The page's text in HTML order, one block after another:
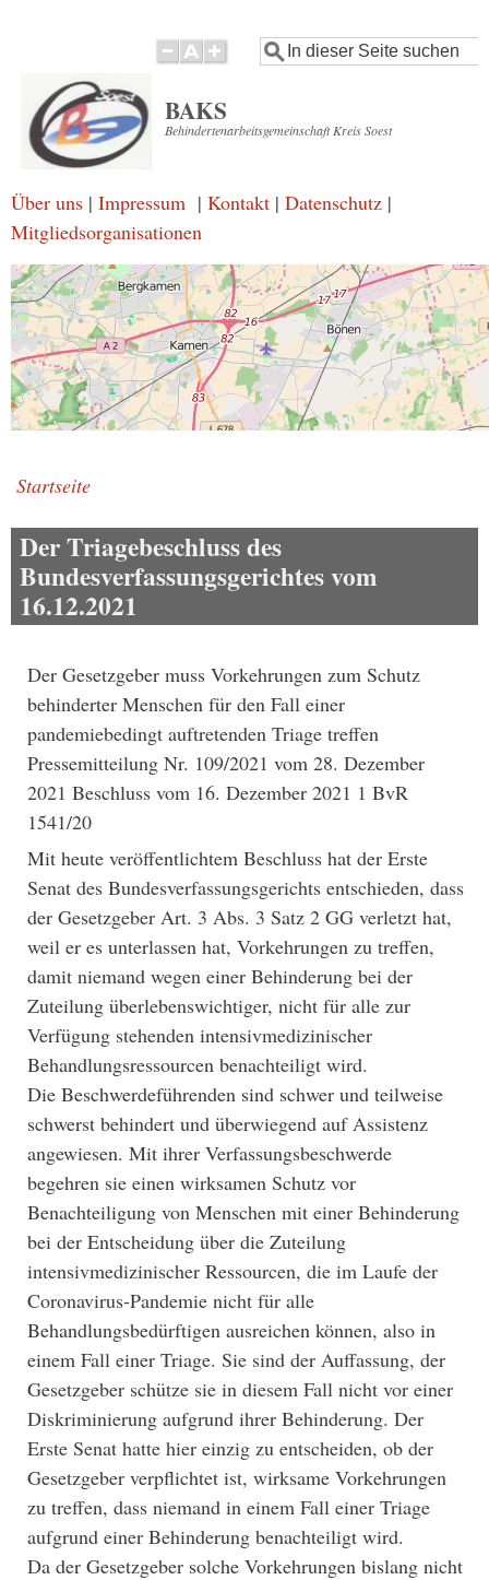
Suche
BAKS
Behindertenarbeitsgemeinschaft Kreis Soest
Über uns | Impressum | Kontakt | Datenschutz |
Mitgliedsorganisationen
Startseite
Der Triagebeschluss des
Bundesverfassungsgerichtes vom
16.12.2021
Der Gesetzgeber muss Vorkehrungen zum Schutz
behinderter Menschen für den Fall einer
pandemiebedingt auftretenden Triage treffen
Pressemitteilung Nr. 109/2021 vom 28. Dezember
2021 Beschluss vom 16. Dezember 2021 1 BvR
1541/20
Mit heute veröffentlichtem Beschluss hat der Erste
Senat des Bundesverfassungsgerichts entschieden, dass
der Gesetzgeber Art. 3 Abs. 3 Satz 2 GG verletzt hat,
weil er es unterlassen hat, Vorkehrungen zu treffen,
damit niemand wegen einer Behinderung bei der
Zuteilung überlebenswichtiger, nicht für alle zur
Verfügung stehenden intensivmedizinischer
Behandlungsressourcen benachteiligt wird.
Die Beschwerdeführenden sind schwer und teilweise
schwerst behindert und überwiegend auf Assistenz
angewiesen. Mit ihrer Verfassungsbeschwerde
begehren sie einen wirksamen Schutz vor
Benachteiligung von Menschen mit einer Behinderung
bei der Entscheidung über die Zuteilung
intensivmedizinischer Ressourcen, die im Laufe der
Coronavirus-Pandemie nicht für alle
Behandlungsbedürftigen ausreichen können, also in
einem Fall einer Triage. Sie sind der Auffassung, der
Gesetzgeber schütze sie in diesem Fall nicht vor einer
Diskriminierung aufgrund ihrer Behinderung. Der
Erste Senat hatte hier einzig zu entscheiden, ob der
Gesetzgeber verpflichtet ist, wirksame Vorkehrungen
zu treffen, dass niemand in einem Fall einer Triage
aufgrund einer Behinderung benachteiligt wird.
Da der Gesetzgeber solche Vorkehrungen bislang nicht